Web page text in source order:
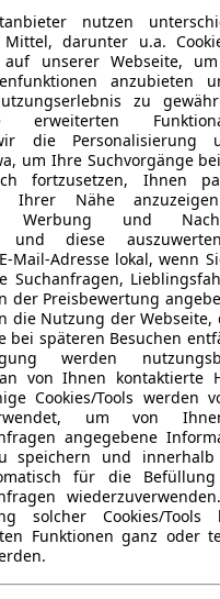
nutzen
Mittel, darunter u.a.
auf unserer Webseite,
anzubieten
zu
die Personalisierung
um Ihre Suchvorgänge
fortzusetzen, Ihnen
Ihrer Nähe
Werbung und
und diese
Mail-Adresse lokal, wenn
Suchanfragen,
der Preisbewertung
die Nutzung der Webseite,
bei späteren Besuchen
werden
von Ihnen kontaktierte
Cookies/Tools werden
um von
angegebene
speichern und innerhalb
für die
solcher Cookies/Tools
Funktionen ganz oder